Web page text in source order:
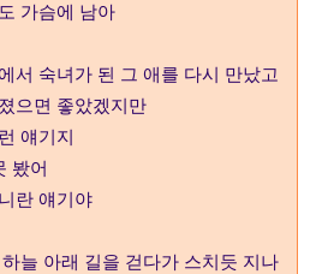
가슴에 남아
서 숙녀가 된 그 애를 다시 만났고
으면 좋았겠지만
얘기지
봤어
란 얘기야
늘 아래 길을 걷다가 스치듯 지나